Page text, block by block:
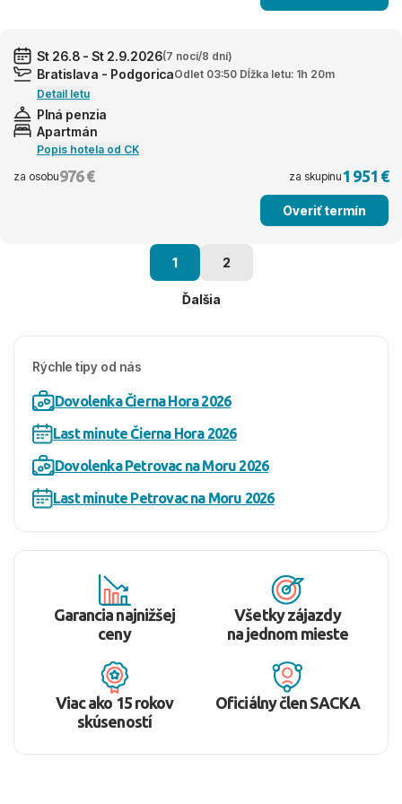
St 26.8 - St 2.9.2026(7 nocí/8 dní)
Bratislava - PodgoricaOdlet 03:50 Dĺžka letu: 1h 20m
Detail letu
Plná penzia
Apartmán
Popis hotela od CK
za osobu976 € za skupinu1 951 €
Overiť termín
1 2
Ďalšia
Rýchle tipy od nás
Dovolenka Čierna Hora 2026
Last minute Čierna Hora 2026
Dovolenka Petrovac na Moru 2026
Last minute Petrovac na Moru 2026
Garancia najnižšej
ceny
Všetky zájazdy
na jednom mieste
Viac ako 15 rokov
skúseností
Oficiálny člen SACKA